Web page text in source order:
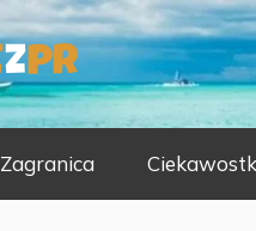
Zagranica